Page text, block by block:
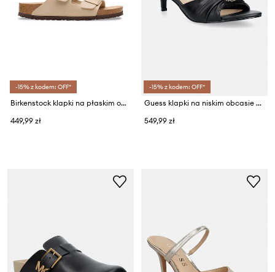
-15% z kodem: OFF*
Birkenstock klapki na płaskim obcasie damskie Arizona Birko-Flor
449,99 zł
-15% z kodem: OFF*
Guess klapki na niskim obcasie damskie SOMAYA
549,99 zł